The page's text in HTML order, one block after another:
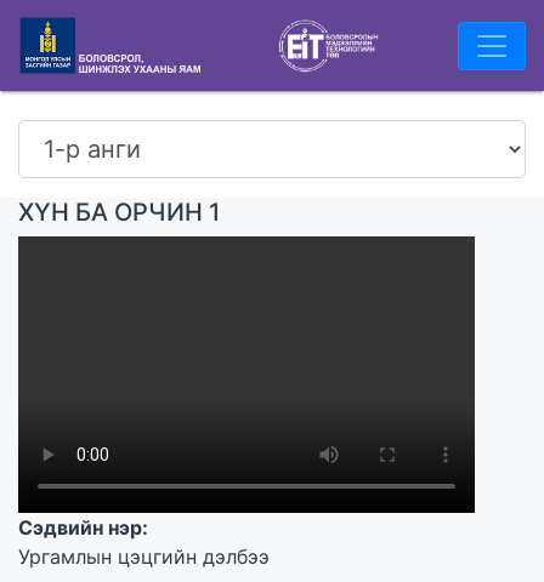
ХҮН БА ОРЧИН 1
Сэдвийн нэр:
Ургамлын цэцгийн дэлбээ